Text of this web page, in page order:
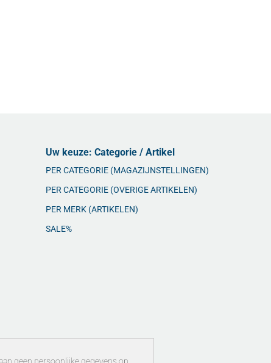
Uw keuze: Categorie / Artikel
PER CATEGORIE (MAGAZIJNSTELLINGEN)
PER CATEGORIE (OVERIGE ARTIKELEN)
PER MERK (ARTIKELEN)
SALE%